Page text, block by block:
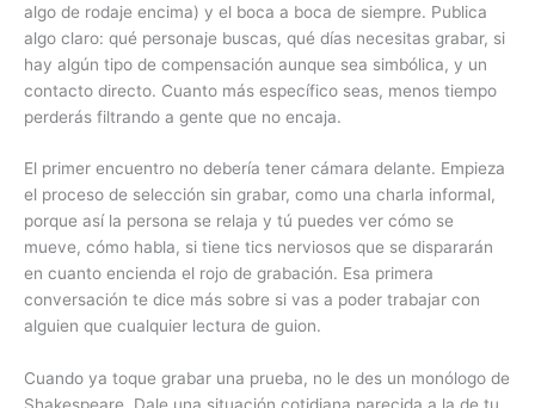
algo de rodaje encima) y el boca a boca de siempre. Publica
algo claro: qué personaje buscas, qué días necesitas grabar, si
hay algún tipo de compensación aunque sea simbólica, y un
contacto directo. Cuanto más específico seas, menos tiempo
perderás filtrando a gente que no encaja.
El primer encuentro no debería tener cámara delante. Empieza
el proceso de selección sin grabar, como una charla informal,
porque así la persona se relaja y tú puedes ver cómo se
mueve, cómo habla, si tiene tics nerviosos que se dispararán
en cuanto encienda el rojo de grabación. Esa primera
conversación te dice más sobre si vas a poder trabajar con
alguien que cualquier lectura de guion.
Cuando ya toque grabar una prueba, no le des un monólogo de